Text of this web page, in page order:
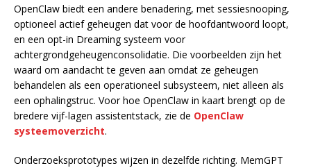
OpenClaw biedt een andere benadering, met sessiesnooping,
optioneel actief geheugen dat voor de hoofdantwoord loopt,
en een opt-in Dreaming systeem voor
achtergrondgeheugenconsolidatie. Die voorbeelden zijn het
waard om aandacht te geven aan omdat ze geheugen
behandelen als een operationeel subsysteem, niet alleen als
een ophalingstruc. Voor hoe OpenClaw in kaart brengt op de
bredere vijf-lagen assistentstack, zie de OpenClaw
systeemoverzicht.
Onderzoeksprototypes wijzen in dezelfde richting. MemGPT